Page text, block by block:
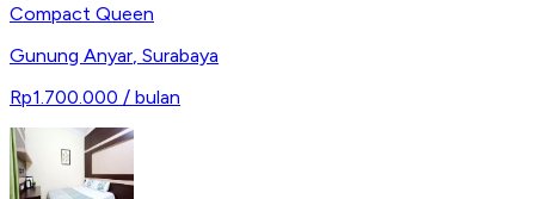
Compact Queen
Gunung Anyar Surabaya
Rp1.700.000 / bulan